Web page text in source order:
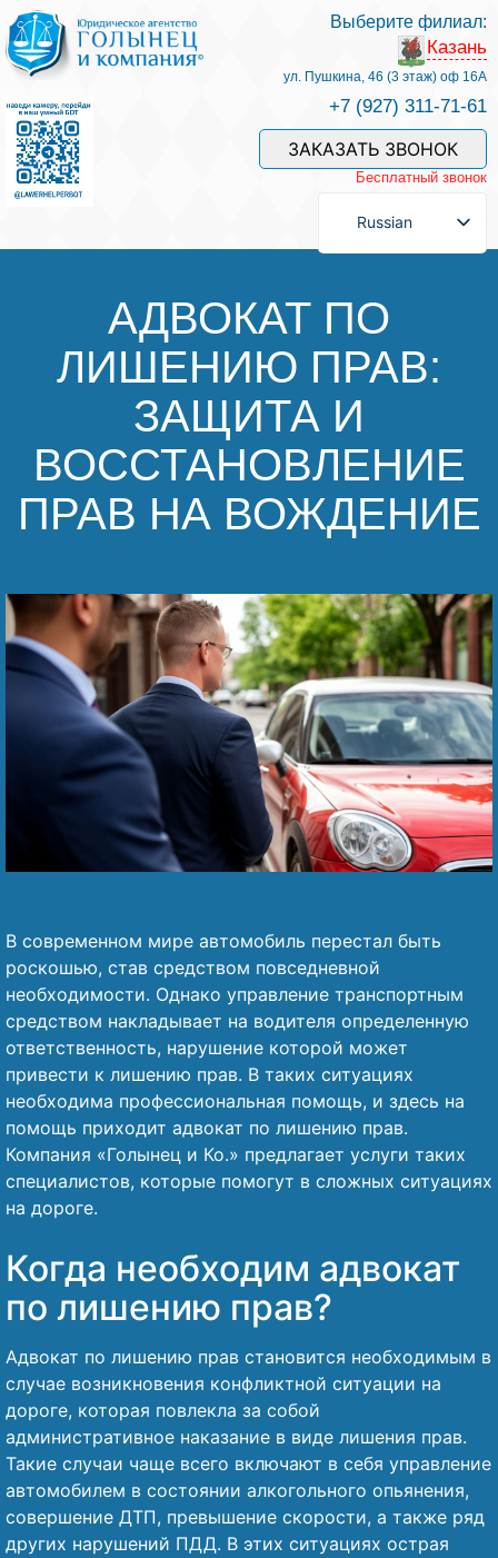
Услуги и наши специалисты
Оплата услуг
Задать вопрос
Отзывы
Полезные статьи
Наши победы
Видео о нас
Выберите филиал:
Казань
ул. Пушкина, 46 (3 этаж) оф 16А
+7 (927) 311-71-61
ЗАКАЗАТЬ ЗВОНОК
Бесплатный звонок
Russian
АДВОКАТ ПО
ЛИШЕНИЮ ПРАВ:
ЗАЩИТА И
ВОССТАНОВЛЕНИЕ
ПРАВ НА ВОЖДЕНИЕ
В современном мире автомобиль перестал быть
роскошью, став средством повседневной
необходимости. Однако управление транспортным
средством накладывает на водителя определенную
ответственность, нарушение которой может
привести к лишению прав. В таких ситуациях
необходима профессиональная помощь, и здесь на
помощь приходит адвокат по лишению прав.
Компания «Голынец и Ко.» предлагает услуги таких
специалистов, которые помогут в сложных ситуациях
на дороге.
Когда необходим адвокат
по лишению прав?
Адвокат по лишению прав становится необходимым в
случае возникновения конфликтной ситуации на
дороге, которая повлекла за собой
административное наказание в виде лишения прав.
Такие случаи чаще всего включают в себя управление
автомобилем в состоянии алкогольного опьянения,
совершение ДТП, превышение скорости, а также ряд
других нарушений ПДД. В этих ситуациях острая